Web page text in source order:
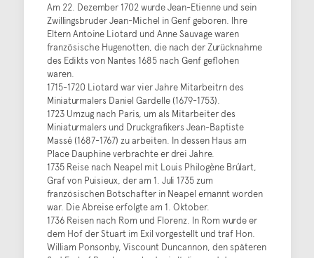
Am 22. Dezember 1702 wurde Jean-Etienne und sein
Zwillingsbruder Jean-Michel in Genf geboren. Ihre
Eltern Antoine Liotard und Anne Sauvage waren
französische Hugenotten, die nach der Zurücknahme
des Edikts von Nantes 1685 nach Genf geflohen
waren.
1715-1720 Liotard war vier Jahre Mitarbeitrn des
Miniaturmalers Daniel Gardelle (1679-1753).
1723 Umzug nach Paris, um als Mitarbeiter des
Miniaturmalers und Druckgrafikers Jean-Baptiste
Massé (1687-1767) zu arbeiten. In dessen Haus am
Place Dauphine verbrachte er drei Jahre.
1735 Reise nach Neapel mit Louis Philogène Brúlart,
Graf von Puisieux, der am 1. Juli 1735 zum
französischen Botschafter in Neapel ernannt worden
war. Die Abreise erfolgte am 1. Oktober.
1736 Reisen nach Rom und Florenz. In Rom wurde er
dem Hof der Stuart im Exil vorgestellt und traf Hon.
William Ponsonby, Viscount Duncannon, den späteren